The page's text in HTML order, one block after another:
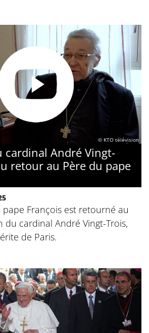
© KTO télévision
cardinal André Vingt-
retour au Père du pape
François est retourné au
du cardinal André Vingt-Trois,
de Paris.